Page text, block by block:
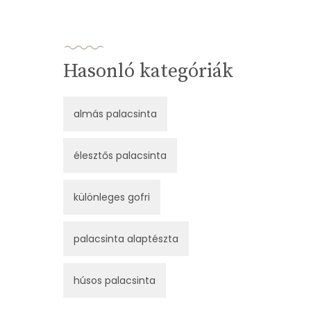
Hasonló kategóriák
almás palacsinta
élesztős palacsinta
különleges gofri
palacsinta alaptészta
húsos palacsinta